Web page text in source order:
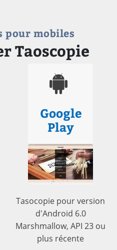
pour mobiles
Taoscopie
Google
Play
Tasocopie pour version
d'Android 6.0
Marshmallow, API 23 ou
plus récente